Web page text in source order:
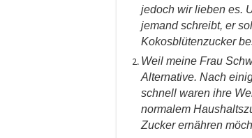
jedoch wir lieben es.
jemand schreibt, er
Kokosblütenzucker
Weil meine Frau
Alternative. Nach
schnell waren ihre
normalem
Zucker ernähren